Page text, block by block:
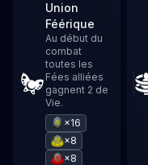
Union
Féérique
Au début du
combat
toutes les
Fées alliées
gagnent 2 de
Vie.
×16
×8
×8